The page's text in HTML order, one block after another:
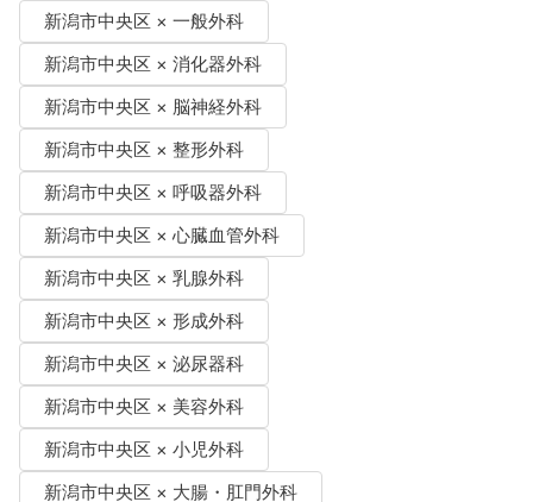
新潟市中央区 × 一般外科
新潟市中央区 × 消化器外科
新潟市中央区 × 脳神経外科
新潟市中央区 × 整形外科
新潟市中央区 × 呼吸器外科
新潟市中央区 × 心臓血管外科
新潟市中央区 × 乳腺外科
新潟市中央区 × 形成外科
新潟市中央区 × 泌尿器科
新潟市中央区 × 美容外科
新潟市中央区 × 小児外科
新潟市中央区 × 大腸・肛門外科